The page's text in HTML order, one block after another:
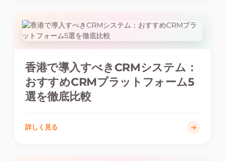
香港で導入すべきCRMシステム：
おすすめCRMプラットフォーム5
選を徹底比較
詳しく見る